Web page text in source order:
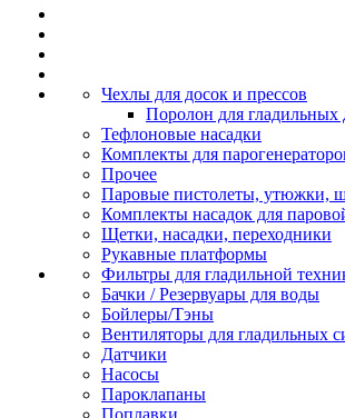
Чехлы для досок и прессов
Поролон для гладильных
Тефлоновые насадки
Комплекты для
Прочее
Паровые пистолеты, утюжки,
Комплекты насадок для
Щетки, насадки, переходники
Рукавные платформы
Фильтры для гладильной
Бачки / Резервуары для воды
Бойлеры/Тэны
Вентиляторы для гладильных
Датчики
Насосы
Пароклапаны
Поплавки